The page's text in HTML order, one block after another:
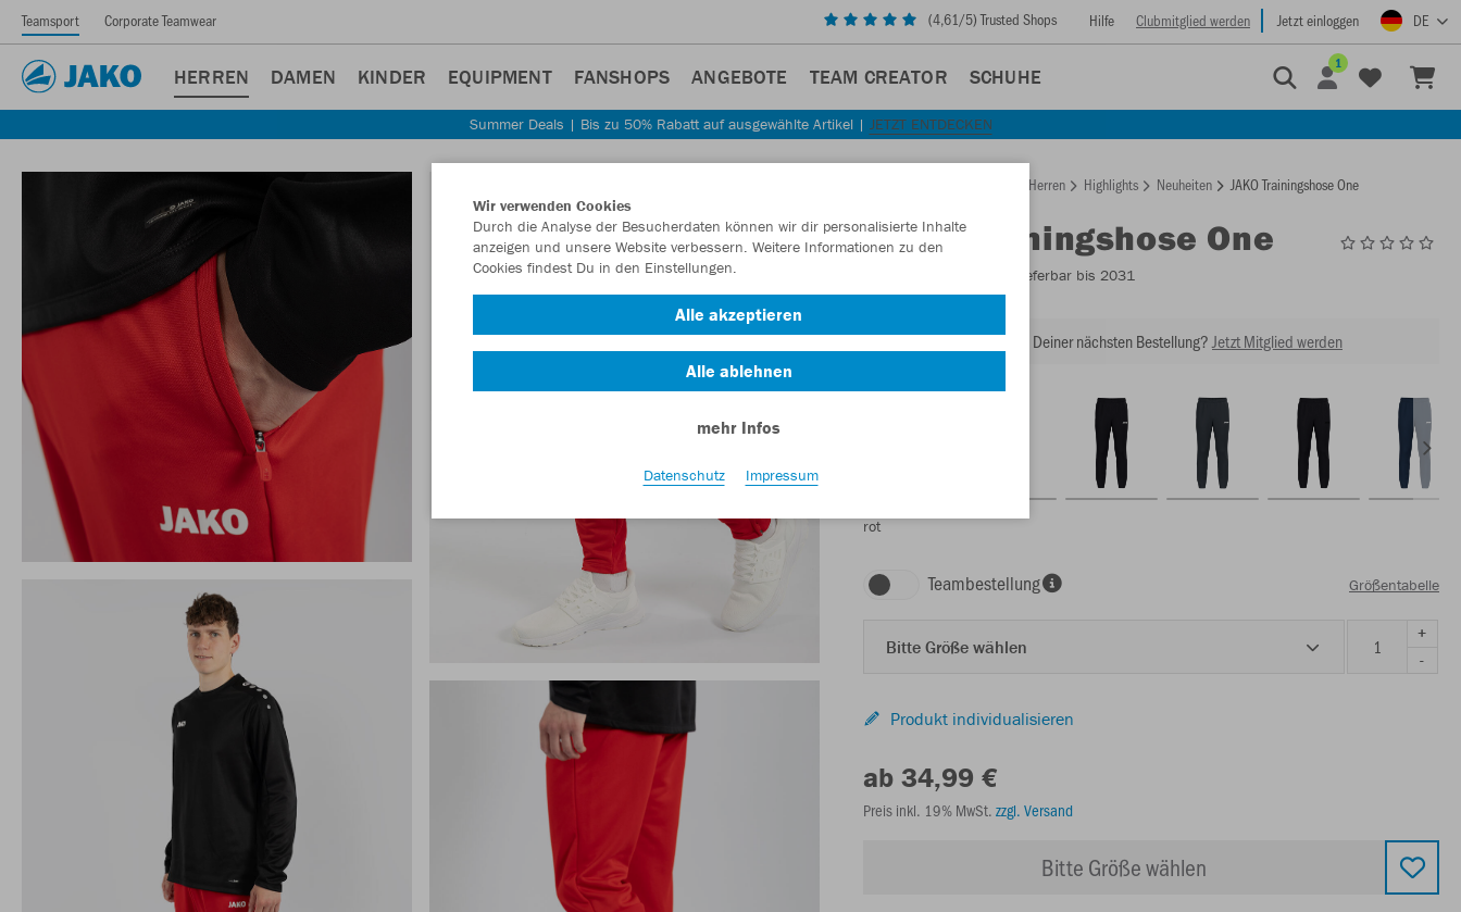
Teamsport Corporate Teamwear (4,61/5) Trusted Shops Hilfe Clubmitglied werden Jetzt einloggen DE
HERREN DAMEN KINDER EQUIPMENT FANSHOPS ANGEBOTE TEAM CREATOR SCHUHE
1
Summer Deals | Bis zu 50% Rabatt auf ausgewählte Artikel | JETZT ENTDECKEN
Herren Highlights Neuheiten JAKO Trainingshose One
JAKOTrainingshose One
- Lieferbar bis 2031
Lust auf 30% Rabatt bei Deiner nächsten Bestellung? Jetzt Mitglied werden
rot
Teambestellung Größentabelle
Bitte Größe wählen
+
-
Produkt individualisieren
ab 34,99 €
Preis inkl. 19% MwSt. zzgl. Versand
Bitte Größe wählen
Wir verwenden Cookies
Durch die Analyse der Besucherdaten können wir dir personalisierte Inhalte
anzeigen und unsere Website verbessern. Weitere Informationen zu den
Cookies findest Du in den Einstellungen.
Alle akzeptieren
Alle ablehnen
mehr Infos
Datenschutz Impressum